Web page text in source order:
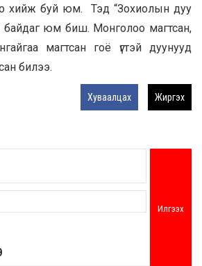
хийж буй юм. Тэд “Зохиолын дуу
байдаг юм биш. Монголоо магтсан,
магтсан гоё үгтэй дуунууд
билээ.
Хуваалцах Жиргэх
Илгээх